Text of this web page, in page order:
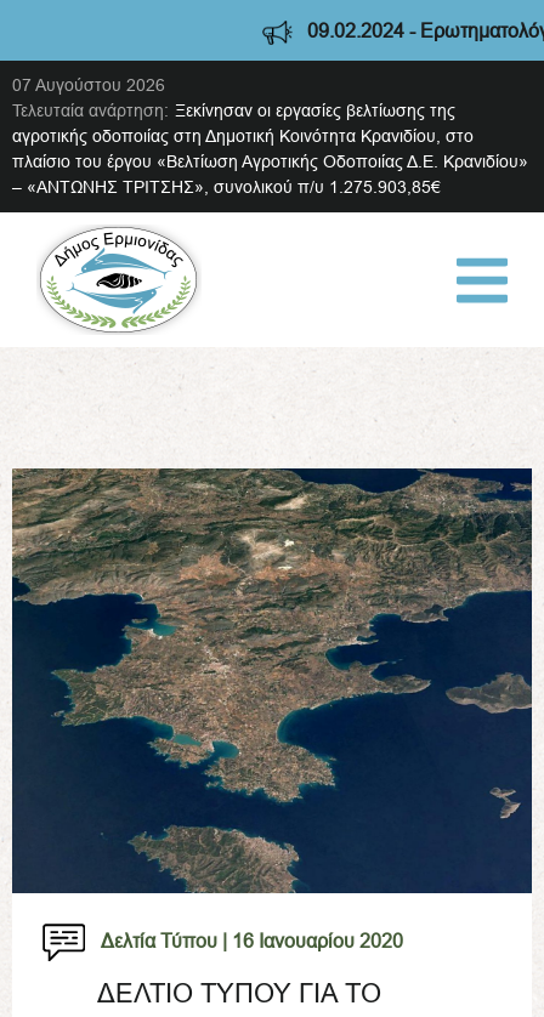
09.02.2024 - Ερωτηματολόγιο
07 Αυγούστου 2026
Τελευταία ανάρτηση: Ξεκίνησαν οι εργασίες βελτίωσης της
αγροτικής οδοποιίας στη Δημοτική Κοινότητα Κρανιδίου, στο
πλαίσιο του έργου «Βελτίωση Αγροτικής Οδοποιίας Δ.Ε. Κρανιδίου»
– «ΑΝΤΩΝΗΣ ΤΡΙΤΣΗΣ», συνολικού π/υ 1.275.903,85€
Δελτία Τύπου | 16 Ιανουαρίου 2020
ΔΕΛΤΙΟ ΤΥΠΟΥ ΓΙΑ ΤΟ